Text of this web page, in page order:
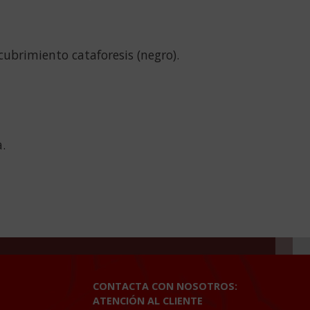
cataforesis (negro).
CONTACTA CON NOSOTROS:
ATENCIÓN AL CLIENTE